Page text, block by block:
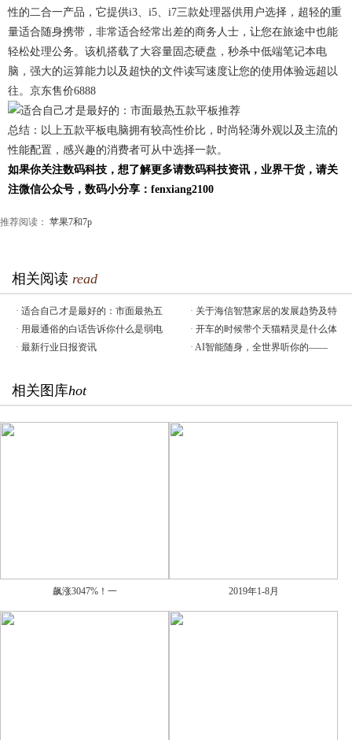
性的二合一产品，它提供i3、i5、i7三款处理器供用户选择，超轻的重
量适合随身携带，非常适合经常出差的商务人士，让您在旅途中也能
轻松处理公务。该机搭载了大容量固态硬盘，秒杀中低端笔记本电
脑，强大的运算能力以及超快的文件读写速度让您的使用体验远超以
往。京东售价6888
总结：以上五款平板电脑拥有较高性价比，时尚轻薄外观以及主流的
性能配置，感兴趣的消费者可从中选择一款。
如果你关注数码科技，想了解更多请数码科技资讯，业界干货，请关
注微信公众号，数码小分享：fenxiang2100
推荐阅读： 苹果7和7p
相关阅读 read
· 适合自己才是最好的：市面最热五 · 关于海信智慧家居的发展趋势及特
· 用最通俗的白话告诉你什么是弱电 · 开车的时候带个天猫精灵是什么体
· 最新行业日报资讯 · AI智能随身，全世界听你的——
相关图库hot
飙涨3047%！一 2019年1-8月